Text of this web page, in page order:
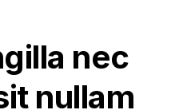
nec
nullam